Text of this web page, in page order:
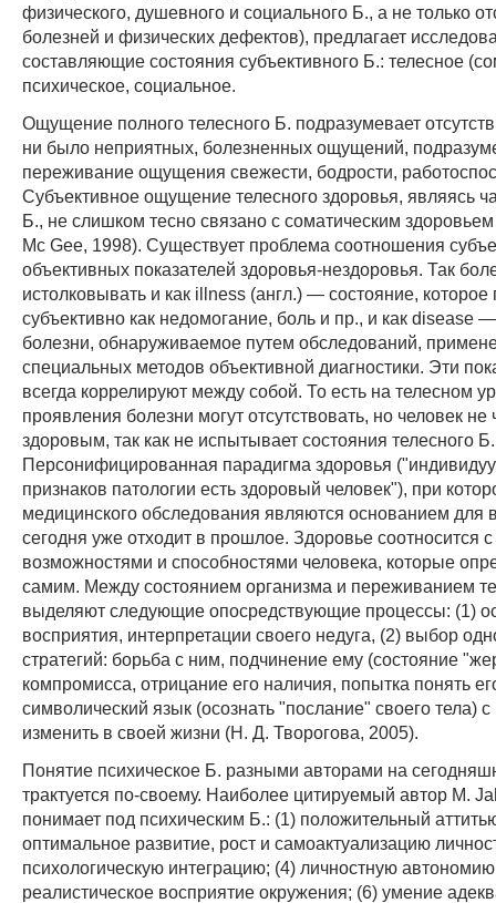
физического, душевного и социального Б., а не только
болезней и физических дефектов), предлагает
составляющие состояния субъективного Б.: телесное
психическое, социальное.
Ощущение полного телесного Б. подразумевает
ни было неприятных, болезненных ощущений,
переживание ощущения свежести, бодрости,
Субъективное ощущение телесного здоровья, являясь
Б., не слишком тесно связано с соматическим
Mc Gee, 1998). Существует проблема соотношения
объективных показателей здоровья-нездоровья. Так
истолковывать и как illness (англ.) — состояние,
субъективно как недомогание, боль и пр., и как disease
болезни, обнаруживаемое путем обследований,
специальных методов объективной диагностики. Эти
всегда коррелируют между собой. То есть на телесном
проявления болезни могут отсутствовать, но человек не
здоровым, так как не испытывает состояния телесного Б.
Персонифицированная парадигма здоровья
признаков патологии есть здоровый человек"), при
медицинского обследования являются основанием для
сегодня уже отходит в прошлое. Здоровье соотносится с
возможностями и способностями человека, которые
самим. Между состоянием организма и переживанием
выделяют следующие опосредствующие процессы: (1)
восприятия, интерпретации своего недуга, (2) выбор
стратегий: борьба с ним, подчинение ему (состояние
компромисса, отрицание его наличия, попытка понять
символический язык (осознать "послание" своего тела) с
изменить в своей жизни (Н. Д. Творогова, 2005).
Понятие психическое Б. разными авторами на
трактуется по-своему. Наиболее цитируемый автор M.
понимает под психическим Б.: (1) положительный
оптимальное развитие, рост и самоактуализацию
психологическую интеграцию; (4) личностную
реалистическое восприятие окружения; (6) умение